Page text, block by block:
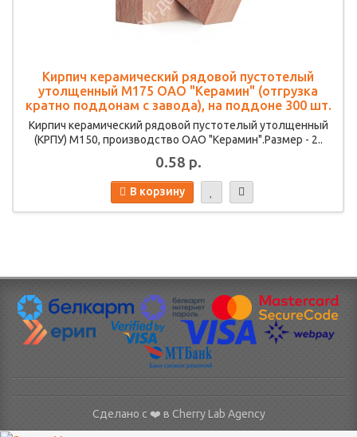
Кирпич керамический рядовой пустотелый
утолщенный М175 ОАО "Керамин" (отгрузка
кратно поддонам с завода), на поддоне 300 шт.
Кирпич керамический рядовой пустотелый утолщенный
(КРПУ) М150, производство ОАО "Керамин".Размер - 2..
0.58 р.
В корзину
Сделано с ❤️ в Cherry Lab Agency